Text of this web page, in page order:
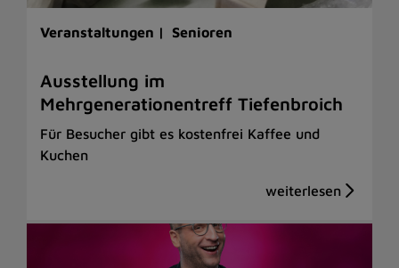
Veranstaltungen | Senioren
Ausstellung im
Mehrgenerationentreff Tiefenbroich
Für Besucher gibt es kostenfrei Kaffee und
Kuchen